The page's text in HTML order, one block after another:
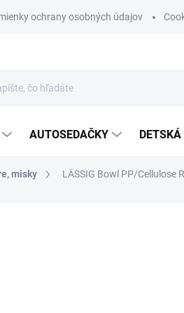
ochrany osobných údajov
AUTOSEDAČKY
misky LÄSSIG Bowl PP/Cellulose